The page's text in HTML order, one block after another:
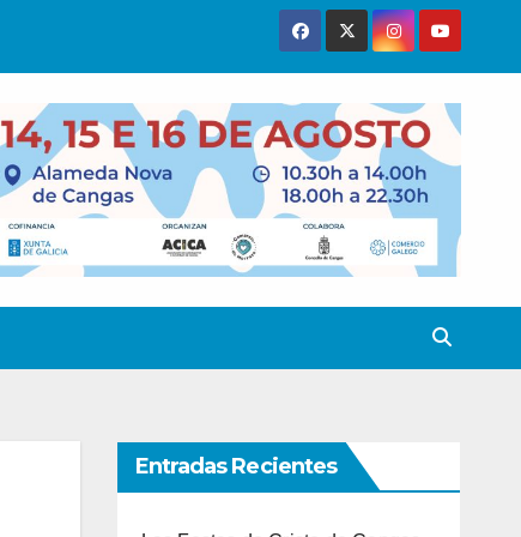
Entradas Recientes